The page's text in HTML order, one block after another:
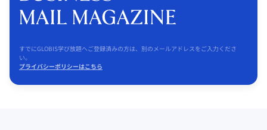
すでにGLOBIS学び放題へご登録済みの方は、別のメールアドレスをご入力くださ
い。
プライバシーポリシーはこちら